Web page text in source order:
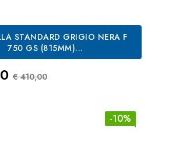
STANDARD GRIGIO NERA F
750 GS (815MM)...
Prezzo Standard
€ 410,00
-10%